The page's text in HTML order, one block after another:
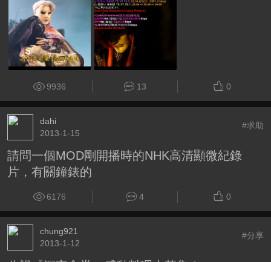
9936 13 0
dahi
2013-1-15
#求助
請問一個MOD剛開播時的NHK高清顯微紀錄
片，有關鐘錶的
6176 4 0
chung921
2013-1-12
#分享